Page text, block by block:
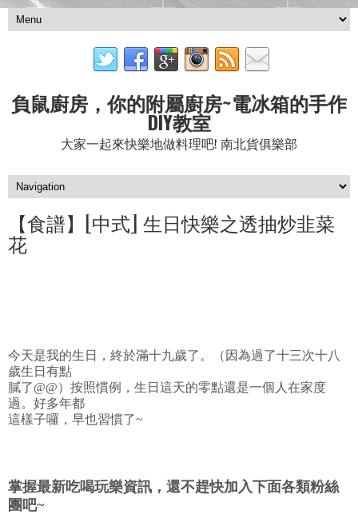
負鼠廚房，你的附屬廚房~電冰箱的手作
DIY教室
大家一起來快樂地做料理吧! 南北貨俱樂部
【食譜】[中式] 生日快樂之透抽炒韭菜
花
今天是我的生日，終於滿十九歲了。（因為過了十三次十八
歲生日有點
膩了@@）按照慣例，生日這天的零點還是一個人在家度
過。好多年都
這樣子囉，早也習慣了~
掌握最新吃喝玩樂資訊，還不趕快加入下面各類粉絲
團吧~